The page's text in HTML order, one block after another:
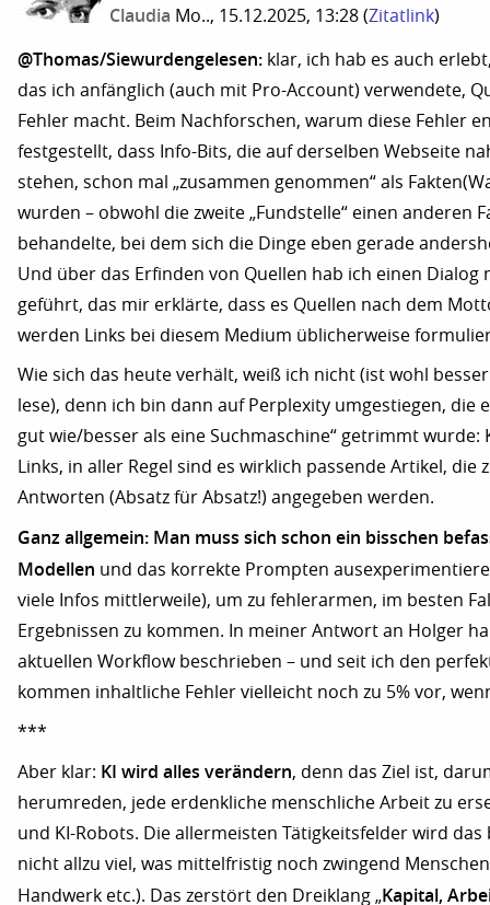
Claudia Mo.., 15.12.2025, 13:28 (Zitatlink)
@Thomas/Siewurdengelesen: klar, ich hab es auch
das ich anfänglich (auch mit Pro-Account) verwendete,
Fehler macht. Beim Nachforschen, warum diese Fehler
festgestellt, dass Info-Bits, die auf derselben Webseite
stehen, schon mal „zusammen genommen“ als
wurden – obwohl die zweite „Fundstelle“ einen anderen
behandelte, bei dem sich die Dinge eben gerade
Und über das Erfinden von Quellen hab ich einen Dialog
geführt, das mir erklärte, dass es Quellen nach dem
werden Links bei diesem Medium üblicherweise
Wie sich das heute verhält, weiß ich nicht (ist wohl
lese), denn ich bin dann auf Perplexity umgestiegen, die
gut wie/besser als eine Suchmaschine“ getrimmt wurde:
Links, in aller Regel sind es wirklich passende Artikel, die
Antworten (Absatz für Absatz!) angegeben werden.
Ganz allgemein: Man muss sich schon ein bisschen
Modellen und das korrekte Prompten
viele Infos mittlerweile), um zu fehlerarmen, im besten
Ergebnissen zu kommen. In meiner Antwort an Holger
aktuellen Workflow beschrieben – und seit ich den
kommen inhaltliche Fehler vielleicht noch zu 5% vor,
***
Aber klar: KI wird alles verändern, denn das Ziel ist,
herumreden, jede erdenkliche menschliche Arbeit zu
und KI-Robots. Die allermeisten Tätigkeitsfelder wird
nicht allzu viel, was mittelfristig noch zwingend
Handwerk etc.). Das zerstört den Dreiklang „Kapital,